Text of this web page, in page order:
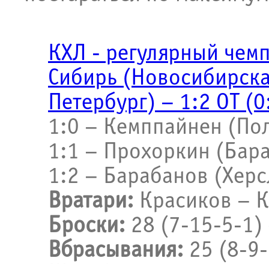
КХЛ - регулярный
Сибирь
Петербург) – 1:2 ОТ
1:0 – Кемппайнен
1:1 – Прохоркин
1:2 – Барабанов
Вратари: Красиков –
Броски: 28 (7-15-5-
Вбрасывания: 25 (8-